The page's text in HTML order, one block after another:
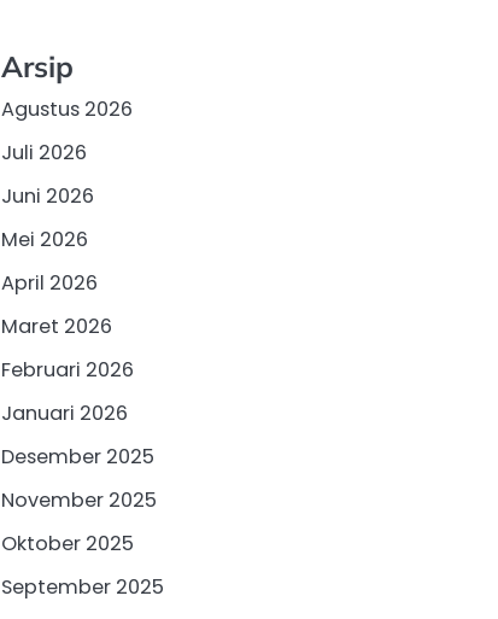
Arsip
Agustus 2026
Juli 2026
Juni 2026
Mei 2026
April 2026
Maret 2026
Februari 2026
Januari 2026
Desember 2025
November 2025
Oktober 2025
September 2025